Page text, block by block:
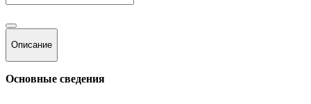
Описание
Основные сведения